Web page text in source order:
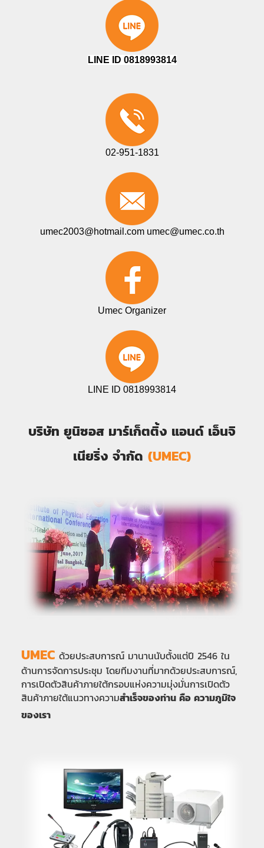
LINE ID 0818993814
02-951-1831
umec2003@hotmail.com umec@umec.co.th
Umec Organizer
LINE ID 0818993814
บริษัท ยูนิซอส มาร์เก็ตติ้ง แอนด์ เอ็นจิ
เนียริ่ง จำกัด (UMEC)
UMEC ด้วยประสบการณ์ มานานนับตั้งแต่ปี 2546 ใน
ด้านการจัดการประชุม โดยทีมงานที่มากด้วยประสบการณ์,
การเปิดตัวสินค้าภายใต้กรอบแห่งความมุ่งมั่นการเปิดตัว
สินค้าภายใต้แนวทางความสำเร็จของท่าน คือ ความภูมิใจ
ของเรา